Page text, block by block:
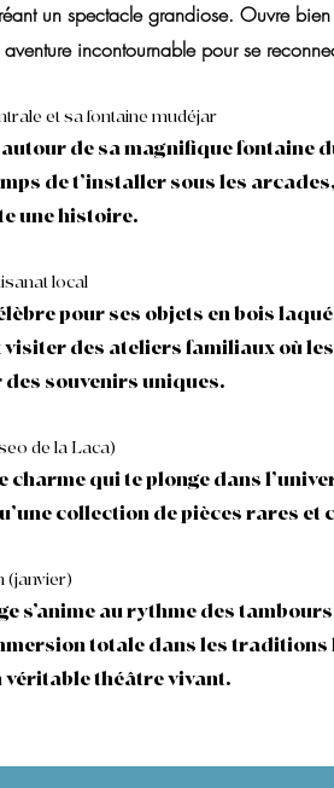
un spectacle grandiose. Ouvre
incontournable pour se
et sa fontaine mudéjar
de sa magnifique fontaine
de t’installer sous les
une histoire.
local
pour ses objets en bois
des ateliers familiaux où
des souvenirs uniques.
de la Laca)
charme qui te plonge dans
collection de pièces rares et
(janvier)
s’anime au rythme des
totale dans les
véritable théâtre vivant.​